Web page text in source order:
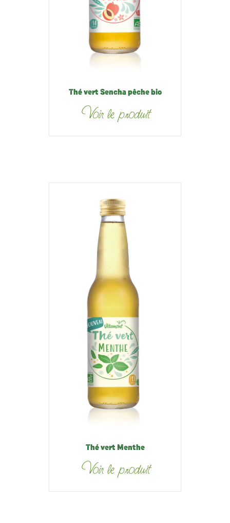
Thé vert Sencha pêche bio
Voir le produit
Thé vert Menthe
Voir le produit